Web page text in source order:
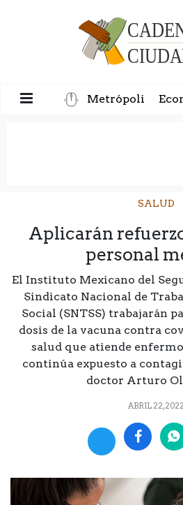
Metrópoli
SALUD
Aplicarán
personal
El Instituto Mexicano del
Sindicato Nacional de
Social (SNTSS) trabajarán
dosis de la vacuna contra
salud que atiende
continúa expuesto a
doctor Arturo
ABRIL 22, 2022